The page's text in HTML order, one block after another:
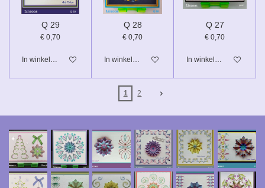
Q 29
€ 0,70
In winkelwagen
Q 28
€ 0,70
In winkelwagen
Q 27
€ 0,70
In winkelwagen
1 2